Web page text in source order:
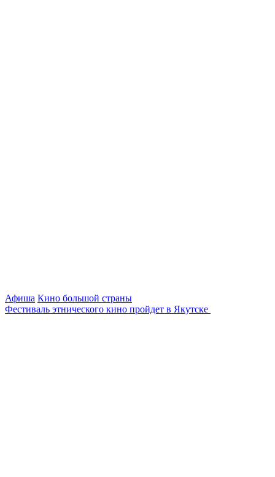
Афиша Кино большой страны
Фестиваль этнического кино пройдет в Якутске